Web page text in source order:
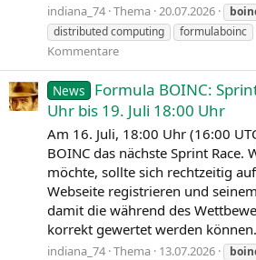
indiana_74 Thema 20.07.2026
distributed computing
formulaboinc
Kommentare
News
Formula BOINC:
Uhr bis 19. Juli 18:00 Uhr
Am 16. Juli, 18:00 Uhr (16:00
BOINC das nächste Sprint Race.
möchte, sollte sich rechtzeitig
Webseite registrieren und
damit die während des
korrekt gewertet werden
indiana_74 Thema 13.07.2026